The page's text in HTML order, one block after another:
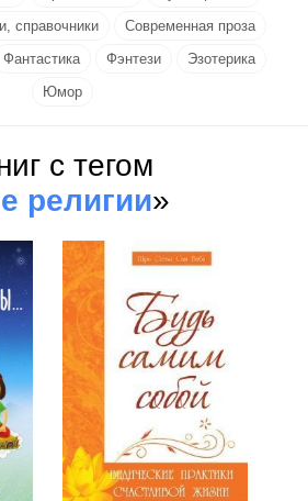
справочники
Современная проза
Фантастика Фэнтези
Эзотерика
Юмор
с тегом
религии»